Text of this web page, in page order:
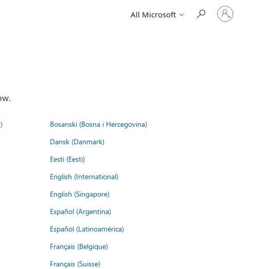
All Microsoft
Sign
in
Bosanski (Bosna i Hercegovina)
Dansk (Danmark)
Eesti (Eesti)
English (International)
English (Singapore)
Español (Argentina)
Español (Latinoamérica)
Français (Belgique)
Français (Suisse)